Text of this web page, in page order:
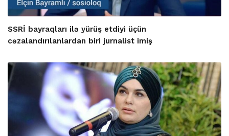
SSRİ bayraqları ilə yürüş etdiyi üçün
cəzalandırılanlardan biri jurnalist imiş